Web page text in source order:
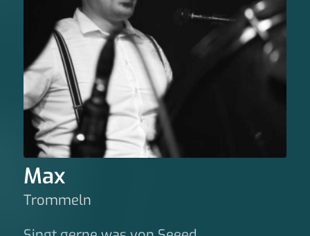
Max
Trommeln